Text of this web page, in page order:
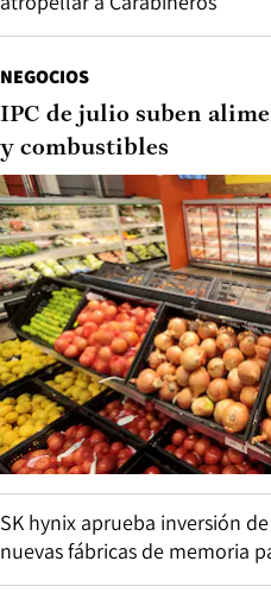
NEGOCIOS
IPC de julio suben
y combustibles
SK hynix aprueba inversión
nuevas fábricas de memoria